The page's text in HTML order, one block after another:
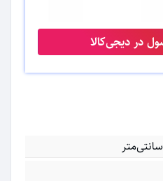
در دیجی‌کالا